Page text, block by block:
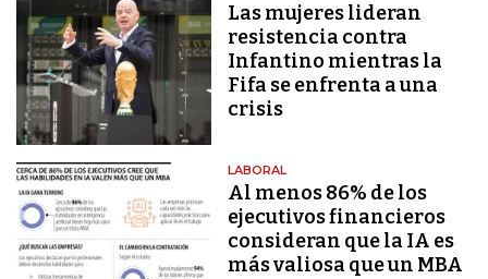
Las mujeres lideran
resistencia contra
Infantino mientras la
Fifa se enfrenta a una
crisis
LABORAL
Al menos 86% de los
ejecutivos financieros
consideran que la IA es
más valiosa que un MBA